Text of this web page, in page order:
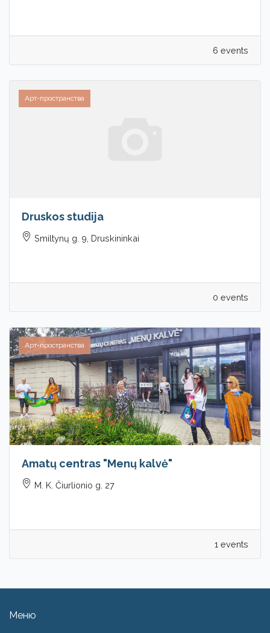
6 events
Арт-пространства
Druskos studija
Smiltynų g. 9, Druskininkai
0 events
Арт-пространства
Amatų centras "Menų kalvė"
M. K. Čiurlionio g. 27
1 events
Меню